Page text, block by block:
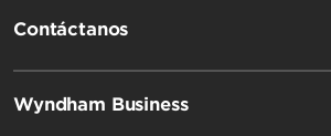
Contáctanos
Wyndham Business